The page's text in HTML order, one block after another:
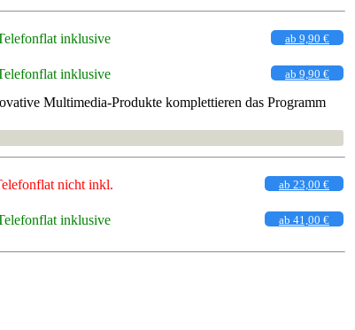
inklusive ab 9,90 €
inklusive ab 9,90 €
Multimedia-Produkte komplettieren das Programm
nicht inkl. ab 23,00 €
inklusive ab 41,00 €